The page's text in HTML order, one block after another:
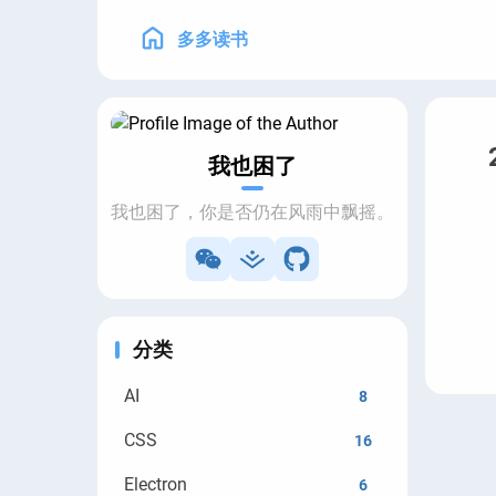
多多读书
我也困了
我也困了，你是否仍在风雨中飘摇。
分类
AI 8
CSS 16
Electron 6